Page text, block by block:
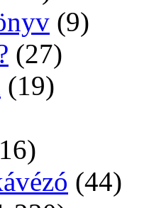
(9)
(27)
(19)
(44)